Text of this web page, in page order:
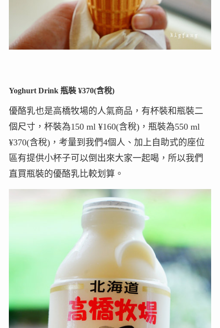
Yoghurt Drink 瓶裝 ¥370(含稅)
優酪乳也是高橋牧場的人氣商品，有杯裝和瓶裝二
個尺寸，杯裝為150 ml ¥160(含稅)，瓶裝為550 ml
¥370(含稅)，考量到我們4個人、加上自助式的座位
區有提供小杯子可以倒出來大家一起喝，所以我們
直買瓶裝的優酪乳比較划算。